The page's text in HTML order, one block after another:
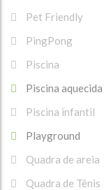
Pet Friendly
PingPong
Piscina
Piscina aquecida
Piscina infantil
Playground
Quadra de areia
Quadra de Tênis